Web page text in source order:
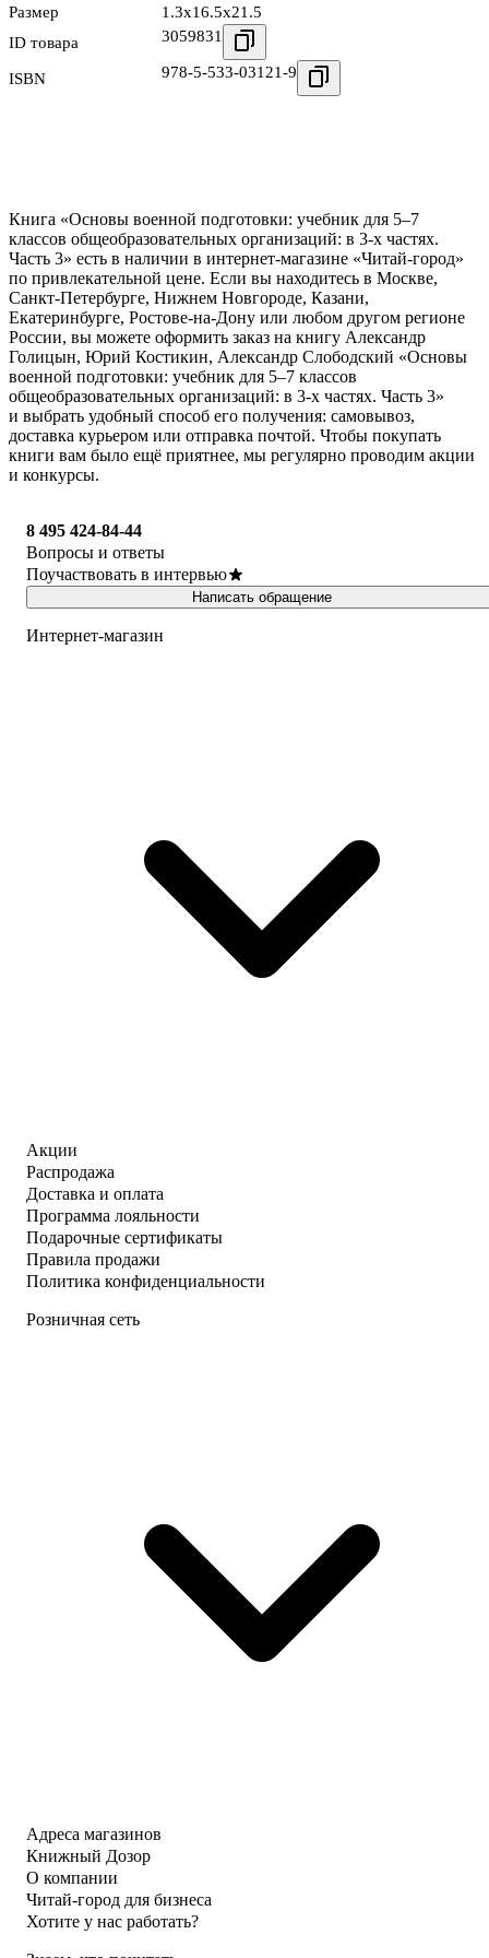
Размер
1.3x16.5x21.5
ID товара
3059831
ISBN 978-5-533-03121-9
Книга «Основы военной подготовки: учебник для 5–7
классов общеобразовательных организаций: в 3-х частях.
Часть 3» есть в наличии в интернет-магазине «Читай-город»
по привлекательной цене. Если вы находитесь в Москве,
Санкт-Петербурге, Нижнем Новгороде, Казани,
Екатеринбурге, Ростове-на-Дону или любом другом регионе
России, вы можете оформить заказ на книгу Александр
Голицын, Юрий Костикин, Александр Слободский «Основы
военной подготовки: учебник для 5–7 классов
общеобразовательных организаций: в 3-х частях. Часть 3»
и выбрать удобный способ его получения: самовывоз,
доставка курьером или отправка почтой. Чтобы покупать
книги вам было ещё приятнее, мы регулярно проводим акции
и конкурсы.
8 495 424-84-44
Вопросы и ответы
Поучаствовать в интервью
Написать обращение
Интернет-магазин
Акции
Распродажа
Доставка и оплата
Программа лояльности
Подарочные сертификаты
Правила продажи
Политика конфиденциальности
Розничная сеть
Адреса магазинов
Книжный Дозор
О компании
Читай-город для бизнеса
Хотите у нас работать?